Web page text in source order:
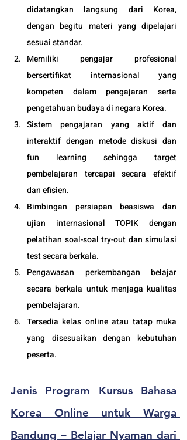
didatangkan langsung dari Korea,
dengan begitu materi yang dipelajari
sesuai standar.
Memiliki pengajar profesional
bersertifikat internasional yang
kompeten dalam pengajaran serta
pengetahuan budaya di negara Korea.
Sistem pengajaran yang aktif dan
interaktif dengan metode diskusi dan
fun learning sehingga target
pembelajaran tercapai secara efektif
dan efisien.
Bimbingan persiapan beasiswa dan
ujian internasional TOPIK dengan
pelatihan soal-soal try-out dan simulasi
test secara berkala.
Pengawasan perkembangan belajar
secara berkala untuk menjaga kualitas
pembelajaran.
Tersedia kelas online atau tatap muka
yang disesuaikan dengan kebutuhan
peserta.
Jenis Program Kursus Bahasa
Korea Online untuk Warga
Bandung – Belajar Nyaman dari